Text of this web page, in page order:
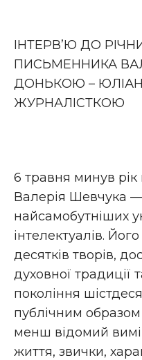
ІНТЕРВ’Ю ДО
ПИСЬМЕННИКА
ДОНЬКОЮ –
ЖУРНАЛІСТКОЮ
6 травня минув
Валерія Шевчука
найсамобутніших
інтелектуалів.
десятків творів,
духовної традиції
покоління
публічним
менш відомий
життя, звички,